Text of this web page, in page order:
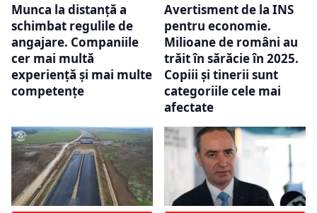
Munca la distanță a
schimbat regulile de
angajare. Companiile
cer mai multă
experiență și mai multe
competențe
Avertisment de la INS
pentru economie.
Milioane de români au
trăit în sărăcie în 2025.
Copiii și tinerii sunt
categoriile cele mai
afectate